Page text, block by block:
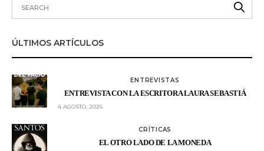
ÚLTIMOS ARTÍCULOS
ENTREVISTAS
ENTREVISTA CON LA ESCRITORA LAURA SEBASTIÁ
4 AGOSTO, 2026
CRÍTICAS
EL OTRO LADO DE LA MONEDA